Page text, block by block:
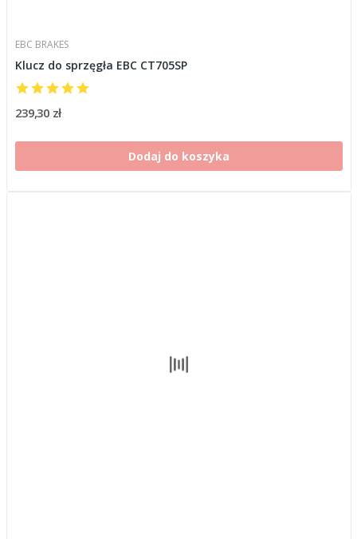
EBC BRAKES
Klucz do sprzęgła EBC CT705SP
239,30 zł
Dodaj do koszyka